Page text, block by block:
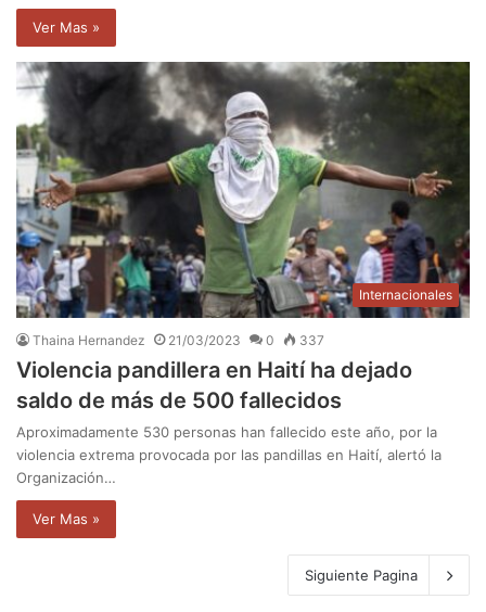
Ver Mas »
Internacionales
Thaina Hernandez 21/03/2023 0 337
Violencia pandillera en Haití ha dejado
saldo de más de 500 fallecidos
Aproximadamente 530 personas han fallecido este año, por la
violencia extrema provocada por las pandillas en Haití, alertó la
Organización…
Ver Mas »
Siguiente Pagina